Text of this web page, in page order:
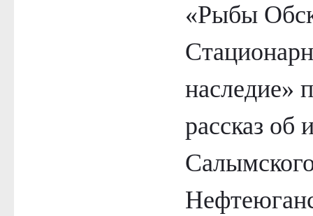
«Рыбы
наследие»
рассказ об